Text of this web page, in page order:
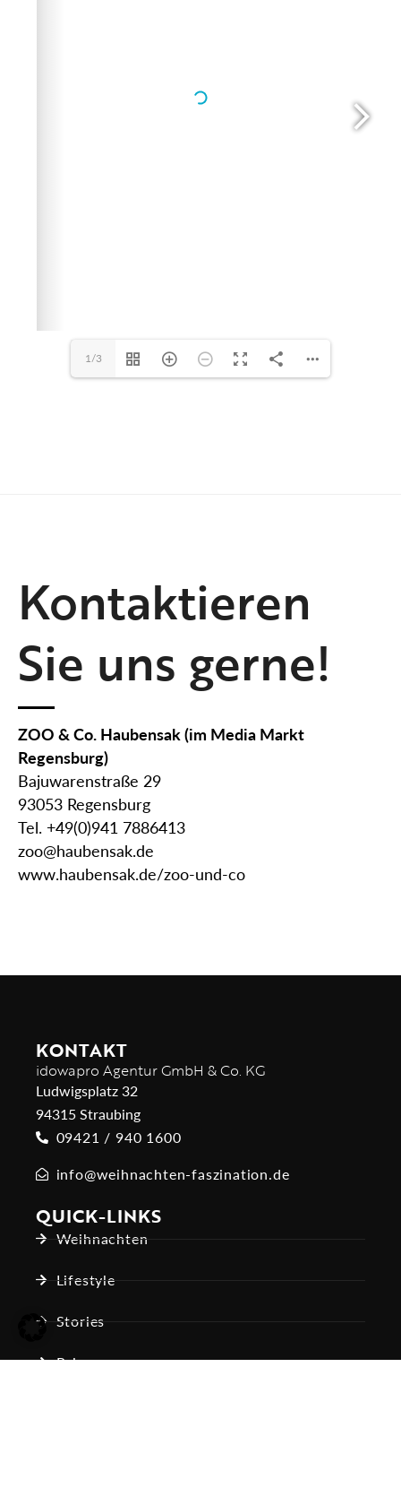
1/3
Kontaktieren
Sie uns gerne!
ZOO & Co. Haubensak (im Media Markt
Regensburg)
Bajuwarenstraße 29
93053 Regensburg
Tel. +49(0)941 7886413
zoo@haubensak.de
www.haubensak.de/zoo-und-co
KONTAKT
idowapro Agentur GmbH & Co. KG
Ludwigsplatz 32
94315 Straubing
09421 / 940 1600
info@weihnachten-faszination.de
QUICK-LINKS
Weihnachten
Lifestyle
Stories
Reisen